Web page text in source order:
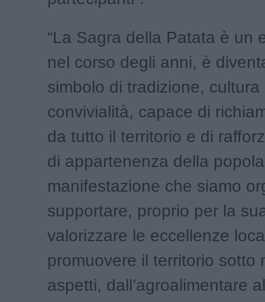
“La Sagra della Patata è un
nel corso degli anni, è
simbolo di tradizione, cultura
convivialità, capace di
da tutto il territorio e di
di appartenenza della
manifestazione che siamo
supportare, proprio per la
valorizzare le eccellenze
promuovere il territorio sotto
aspetti, dall’agroalimentare